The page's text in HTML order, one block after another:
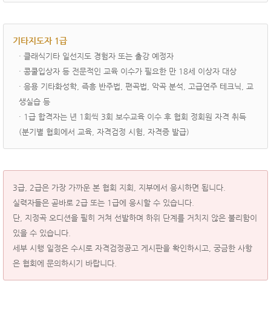
기타지도자 1급
· 클래식기타 일선지도 경험자 또는 출강 예정자
· 콩쿨입상자 등 전문적인 교육 이수가 필요한 만 18세 이상자 대상
· 응용 기타화성학, 즉흥 반주법, 편곡법, 악곡 분석, 고급연주 테크닉, 교
생실습 등
· 1급 합격자는 년 1회씩 3회 보수교육 이수 후 협회 정회원 자격 취득
(분기별 협회에서 교육, 자격검정 시험, 자격증 발급)
3급, 2급은 가장 가까운 본 협회 지회, 지부에서 응시하면 됩니다.
실력자들은 곧바로 2급 또는 1급에 응시할 수 있습니다.
단, 지정곡 오디션을 필히 거쳐 선발하며 하위 단계를 거치지 않은 불리함이
있을 수 있습니다.
세부 시행 일정은 수시로 자격검정공고 게시판을 확인하시고, 궁금한 사항
은 협회에 문의하시기 바랍니다.